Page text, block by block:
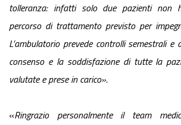
tolleranza: infatti solo due pazienti non
percorso di trattamento previsto per
L’ambulatorio prevede controlli semestrali
consenso e la soddisfazione di tutte la
valutate e prese in carico».
«Ringrazio personalmente il team